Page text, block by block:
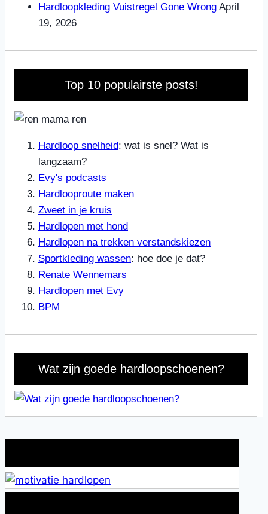
Hardloopkleding Vuistregel Gone Wrong April
19, 2026
Top 10 populairste posts!
Hardloop snelheid: wat is snel? Wat is
langzaam?
Evy's podcasts
Hardlooproute maken
Zweet in je kruis
Hardlopen met hond
Hardlopen na trekken verstandskiezen
Sportkleding wassen: hoe doe je dat?
Renate Wennemars
Hardlopen met Evy
BPM
Wat zijn goede hardloopschoenen?